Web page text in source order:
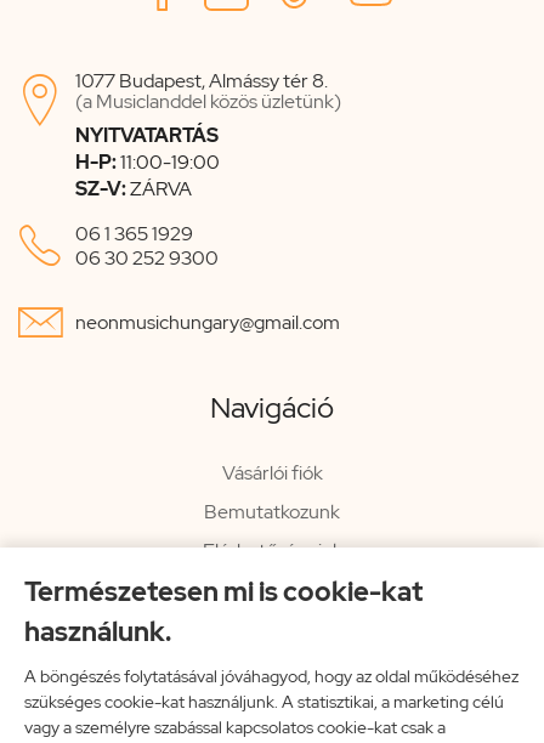
Természetesen mi is cookie-kat
használunk.
A böngészés folytatásával jóváhagyod, hogy az oldal működéséhez
szükséges cookie-kat használjunk. A statisztikai, a marketing célú
vagy a személyre szabással kapcsolatos cookie-kat csak a

1077 Budapest, Almássy tér 8.
(a Musiclanddel közös üzletünk)
NYITVATARTÁS
H-P:11:00-19:00
SZ-V:ZÁRVA
 06 1 365 1929
06 30 252 9300
 neonmusichungary@gmail.com
Navigáció
Vásárlói fiók
Bemutatkozunk
Elérhetőségeink
Hírlevél
Impresszum
Vissza a főoldalra